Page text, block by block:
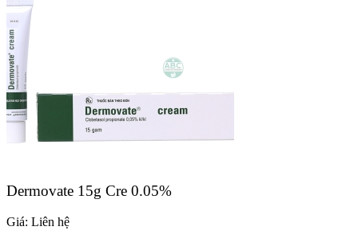
Dermovate 15g Cre 0.05%
Giá: Liên hệ